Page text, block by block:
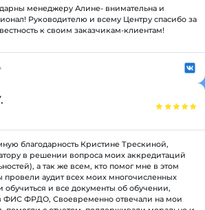
менеджеру Алине- внимательна и
Руководителю и всему Центру спасибо за
к своим заказчикам-клиентам!
благодарность Кристине Трескиной,
в решении вопроса моих аккредитаций
а так же всем, кто помог мне в этом
провели аудит всех моих многочисленных
обучиться и все документы об обучении,
в ФИС ФРДО, Своевременно отвечали на мои